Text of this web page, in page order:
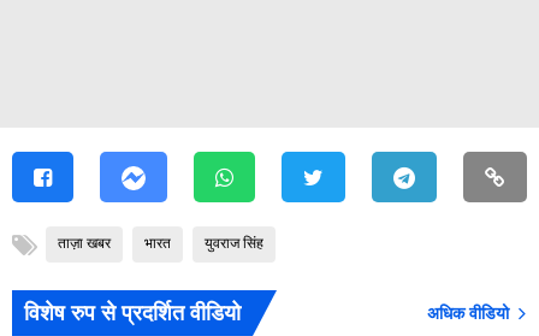
ताज़ा खबर भारत युवराज सिंह
विशेष रुप से प्रदर्शित वीडियो अधिक वीडियो